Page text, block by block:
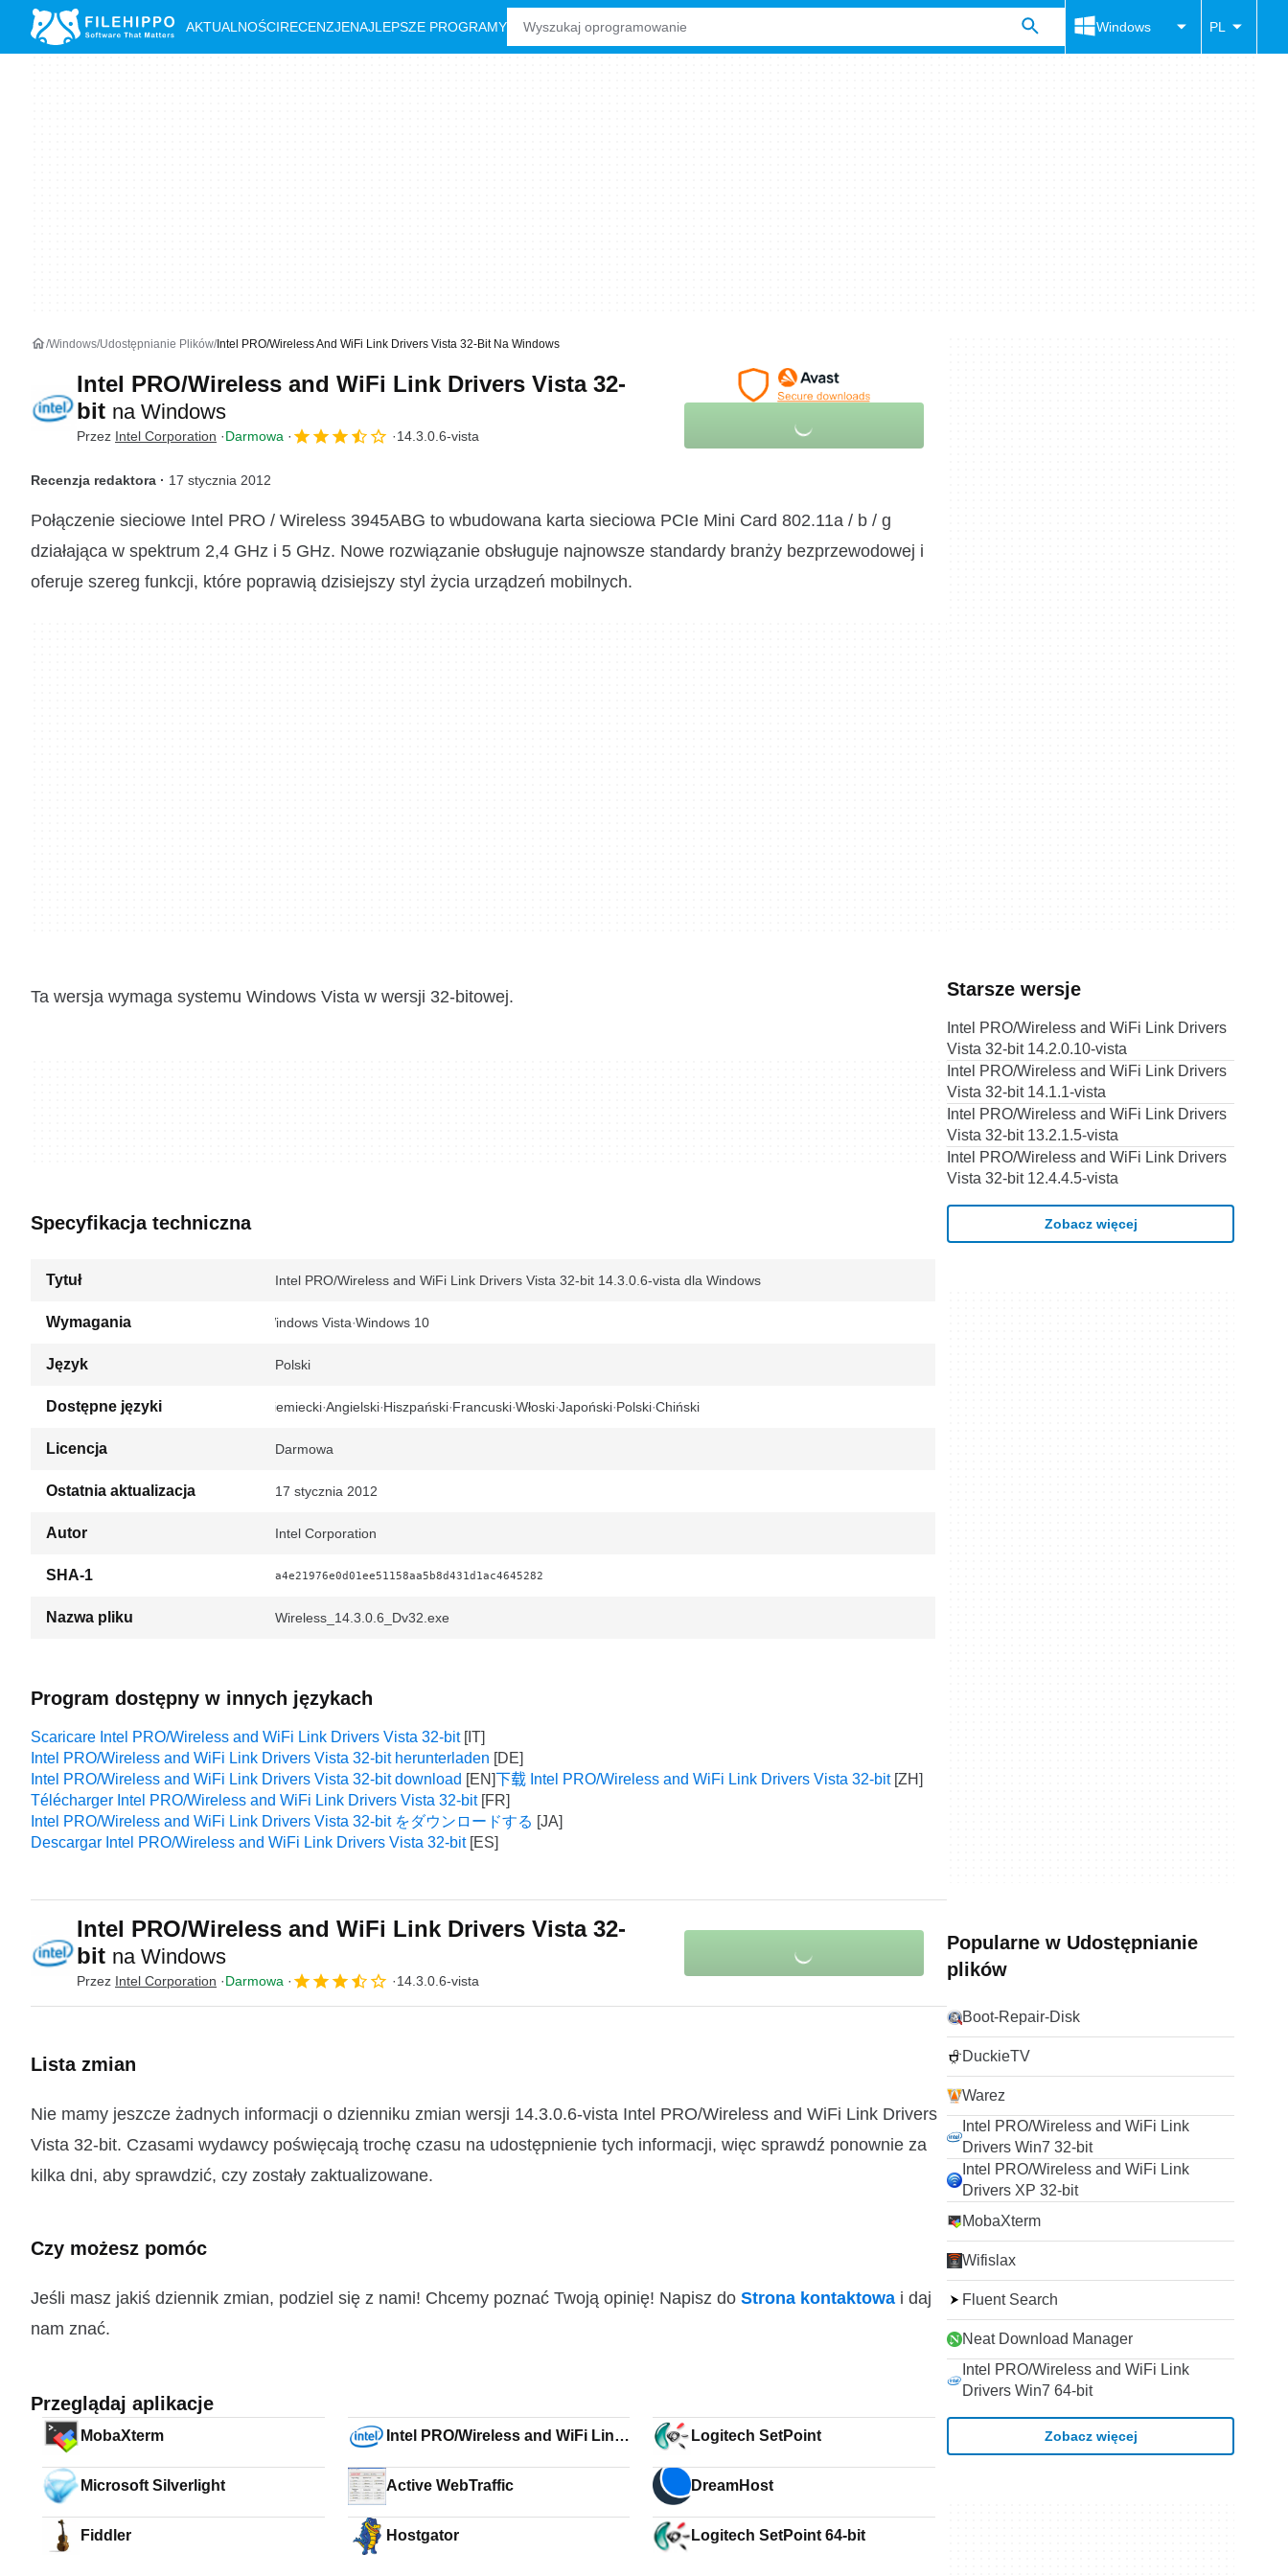
AKTUALNOŚCIRECENZJENAJLEPSZE PROGRAMY Windows PL
Windows Udostępnianie Plików Intel PRO/Wireless And WiFi Link Drivers Vista 32-Bit Na Windows
Intel PRO/Wireless and WiFi Link Drivers Vista 32-
bit na Windows
Przez Intel Corporation Darmowa 14.3.0.6-vista
Recenzja redaktora · 17 stycznia 2012
Połączenie sieciowe Intel PRO / Wireless 3945ABG to wbudowana karta sieciowa PCIe Mini Card 802.11a / b / g
działająca w spektrum 2,4 GHz i 5 GHz. Nowe rozwiązanie obsługuje najnowsze standardy branży bezprzewodowej i
oferuje szereg funkcji, które poprawią dzisiejszy styl życia urządzeń mobilnych.
Ta wersja wymaga systemu Windows Vista w wersji 32-bitowej.
Specyfikacja techniczna
Tytuł Intel PRO/Wireless and WiFi Link Drivers Vista 32-bit 14.3.0.6-vista dla Windows
Wymagania Windows Vista Windows 10
Język Polski
Dostępne języki Niemiecki Angielski Hiszpański Francuski Włoski Japoński Polski Chiński
Licencja Darmowa
Ostatnia aktualizacja 17 stycznia 2012
Autor Intel Corporation
SHA-1 a4e21976e0d01ee51158aa5b8d431d1ac4645282
Nazwa pliku Wireless_14.3.0.6_Dv32.exe
Program dostępny w innych językach
Scaricare Intel PRO/Wireless and WiFi Link Drivers Vista 32-bit
Intel PRO/Wireless and WiFi Link Drivers Vista 32-bit herunterladen
Intel PRO/Wireless and WiFi Link Drivers Vista 32-bit download
下载 Intel PRO/Wireless and WiFi Link Drivers Vista 32-bit
Télécharger Intel PRO/Wireless and WiFi Link Drivers Vista 32-bit
Intel PRO/Wireless and WiFi Link Drivers Vista 32-bit をダウンロードする
Descargar Intel PRO/Wireless and WiFi Link Drivers Vista 32-bit
Intel PRO/Wireless and WiFi Link Drivers Vista 32-
bit na Windows
Przez Intel Corporation Darmowa 14.3.0.6-vista
Lista zmian
Nie mamy jeszcze żadnych informacji o dzienniku zmian wersji 14.3.0.6-vista Intel PRO/Wireless and WiFi Link Drivers
Vista 32-bit. Czasami wydawcy poświęcają trochę czasu na udostępnienie tych informacji, więc sprawdź ponownie za
kilka dni, aby sprawdzić, czy zostały zaktualizowane.
Czy możesz pomóc
Jeśli masz jakiś dziennik zmian, podziel się z nami! Chcemy poznać Twoją opinię! Napisz do Strona kontaktowa i daj
nam znać.
Przeglądaj aplikacje
MobaXterm
Intel PRO/Wireless and WiFi Link
Logitech SetPoint
Microsoft Silverlight Active WebTraffic DreamHost
Fiddler Hostgator Logitech SetPoint 64-bit
Starsze wersje
Intel PRO/Wireless and WiFi Link Drivers
Vista 32-bit 14.2.0.10-vista
Intel PRO/Wireless and WiFi Link Drivers
Vista 32-bit 14.1.1-vista
Intel PRO/Wireless and WiFi Link Drivers
Vista 32-bit 13.2.1.5-vista
Intel PRO/Wireless and WiFi Link Drivers
Vista 32-bit 12.4.4.5-vista
Zobacz więcej
Popularne w Udostępnianie
plików
Boot-Repair-Disk
DuckieTV
Warez
Intel PRO/Wireless and WiFi Link
Drivers Win7 32-bit
Intel PRO/Wireless and WiFi Link
Drivers XP 32-bit
MobaXterm
Wifislax
Fluent Search
Neat Download Manager
Intel PRO/Wireless and WiFi Link
Drivers Win7 64-bit
Zobacz więcej